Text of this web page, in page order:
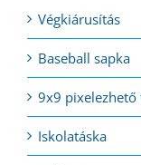
Végkiárusítás
Baseball sapka
9x9 pixelezhető
Iskolatáska